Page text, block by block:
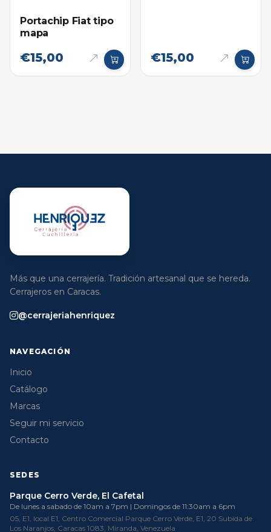
Portachip Fiat tipo
mapa
€15,00 €15,00
Más que una cerrajería. Tradición artesanal que se hereda.
Cerrajeros en Caracas.
@cerrajeriahenriquez
NAVEGACIÓN
Inicio
Catálogo
Marcas
Seguir mi servicio
Contacto
SEDES
Parque Cerro Verde, El Cafetal
De lunes a sabado de 10am a 7pm | Domingos de 11:30am a 6pm
05, E1, local E1, Centro Comercial Parque Cerro Verde, E1, 20 Subida de
Los Naranjos, Caracas 1083, Miranda, Venezuela